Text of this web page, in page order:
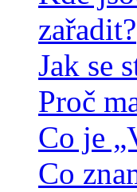
zařadit?
Jak se
Proč
Co je
Co